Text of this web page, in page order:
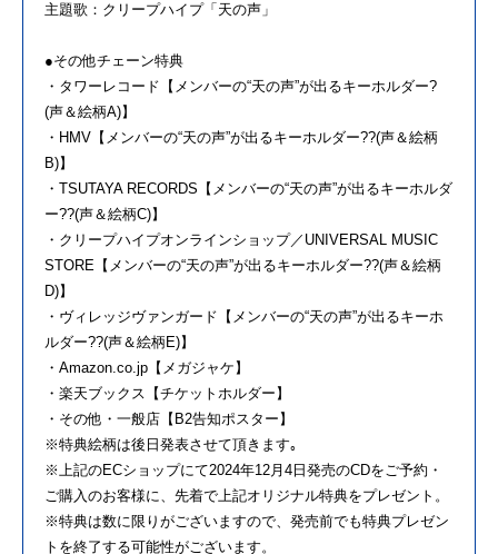
主題歌：クリープハイプ「天の声」
●その他チェーン特典
・タワーレコード【メンバーの“天の声”が出るキーホルダー?
(声＆絵柄A)】
・HMV【メンバーの“天の声”が出るキーホルダー??(声＆絵柄
B)】
・TSUTAYA RECORDS【メンバーの“天の声”が出るキーホルダ
ー??(声＆絵柄C)】
・クリープハイプオンラインショップ／UNIVERSAL MUSIC
STORE【メンバーの“天の声”が出るキーホルダー??(声＆絵柄
D)】
・ヴィレッジヴァンガード【メンバーの“天の声”が出るキーホ
ルダー??(声＆絵柄E)】
・Amazon.co.jp【メガジャケ】
・楽天ブックス【チケットホルダー】
・その他・一般店【B2告知ポスター】
※特典絵柄は後日発表させて頂きます｡
※上記のECショップにて2024年12月4日発売のCDをご予約・
ご購入のお客様に、先着で上記オリジナル特典をプレゼント。
※特典は数に限りがございますので、発売前でも特典プレゼン
トを終了する可能性がございます。